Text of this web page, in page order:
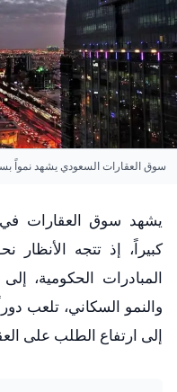
سوق العقارات السعودي يشهد نمواً
يشهد سوق العقارات في
كبيراً، إذ تتجه
المبادرات الحكومية،
والنمو السكاني، تلعب
إلى ارتفاع الطلب على